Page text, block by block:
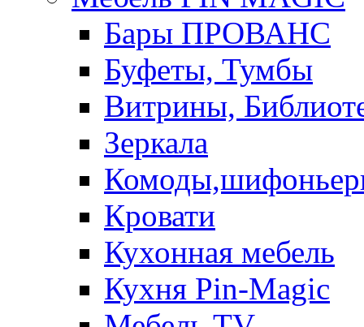
Бары ПРОВАНС
Буфеты, Тумбы
Витрины,
Зеркала
Кровати
Кухонная мебель
Кухня Pin-Magic